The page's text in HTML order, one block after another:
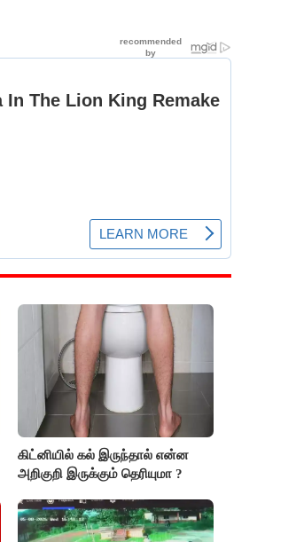
கிட்னியில் கல் இருந்தால் என்ன
அறிகுறி இருக்கும் தெரியுமா ?